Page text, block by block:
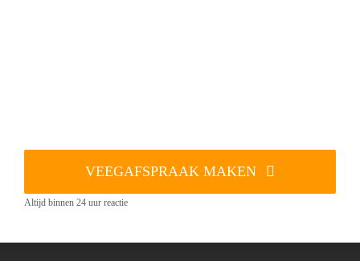
VEEGAFSPRAAK MAKEN
Altijd binnen 24 uur reactie